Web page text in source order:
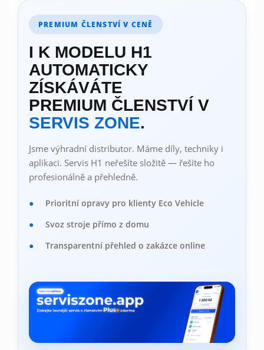
PREMIUM ČLENSTVÍ V CENĚ
I K MODELU H1
AUTOMATICKY
ZÍSKÁVÁTE
PREMIUM ČLENSTVÍ V
SERVIS ZONE.
Jsme výhradní distributor. Máme díly, techniky i
aplikaci. Servis H1 neřešíte složitě — řešíte ho
profesionálně a přehledně.
Prioritní opravy pro klienty Eco Vehicle
Svoz stroje přímo z domu
Transparentní přehled o zakázce online